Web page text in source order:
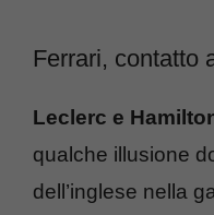
Ferrari, contatto
Leclerc e
qualche illusione
dell’inglese nella